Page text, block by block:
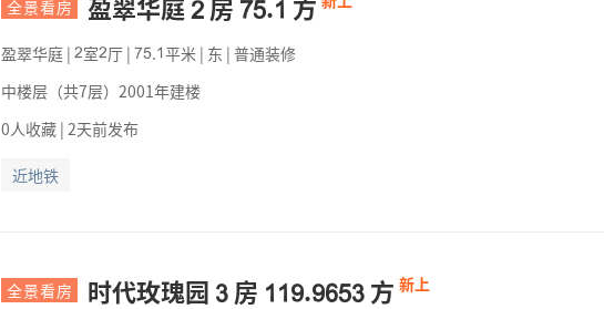
全景看房   
盈翠华庭 | 室厅 | . 平米 | 东 | 普通装修
中楼层（共7层）2001年建楼
0人收藏 | 2天前发布
近地铁
全景看房 时代玫瑰园  房  . 方 新上